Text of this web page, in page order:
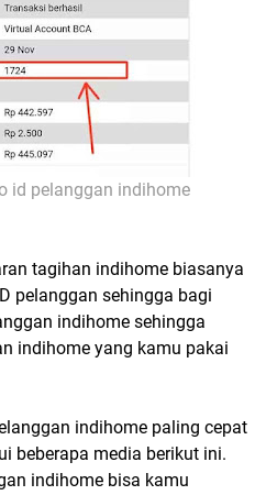
id pelanggan indihome
tagihan indihome biasanya
pelanggan sehingga bagi
indihome sehingga
indihome yang kamu pakai
indihome paling cepat
beberapa media berikut ini.
indihome bisa kamu